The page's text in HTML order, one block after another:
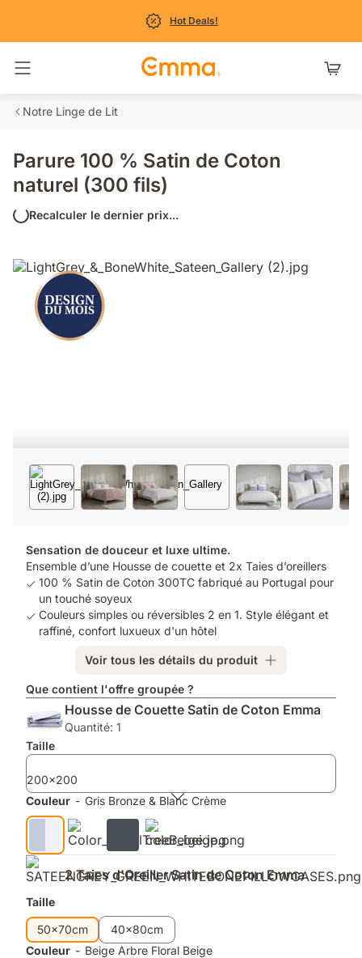
Hot Deals!
Basculer la navigation
Notre Linge de Lit
Parure 100 % Satin de Coton
naturel (300 fils)
Recalculer le dernier prix...
Sensation de douceur et luxe ultime.
Ensemble d’une Housse de couette et 2x Taies d’oreillers
100 % Satin de Coton 300TC fabriqué au Portugal pour
un touché soyeux
Couleurs simples ou réversibles 2 en 1. Style élégant et
raffiné, confort luxueux d'un hôtel
Voir tous les détails du produit
Que contient l'offre groupée ?
Housse de Couette Satin de Coton Emma
Quantité: 1
Taille
200x200
Couleur - Gris Bronze & Blanc Crème
2 Taies d'Oreiller Satin de Coton Emma
Taille
50x70cm
40x80cm
Couleur - Beige Arbre Floral Beige